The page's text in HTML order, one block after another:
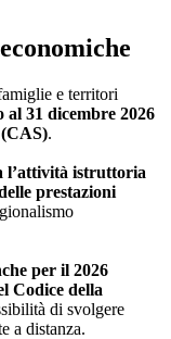
e territori
31 dicembre 2026
.
l’attività istruttoria
prestazioni
per il 2026
Codice della
di svolgere
a distanza.